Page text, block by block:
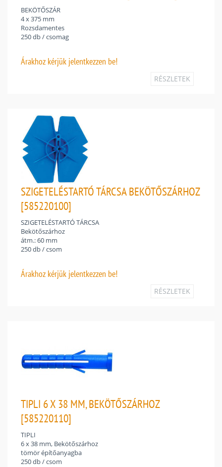
BEKÖTŐSZÁR
4 x 375 mm
Rozsdamentes
250 db / csomag
Árakhoz kérjük jelentkezzen be!
RÉSZLETEK
SZIGETELÉSTARTÓ TÁRCSA BEKÖTŐSZÁRHOZ
[585220100]
SZIGETELÉSTARTÓ TÁRCSA
Bekötőszárhoz
átm.: 60 mm
250 db / csom
Árakhoz kérjük jelentkezzen be!
RÉSZLETEK
TIPLI 6 X 38 MM, BEKÖTŐSZÁRHOZ
[585220110]
TIPLI
6 x 38 mm, Bekötőszárhoz
tömör építőanyagba
250 db / csom